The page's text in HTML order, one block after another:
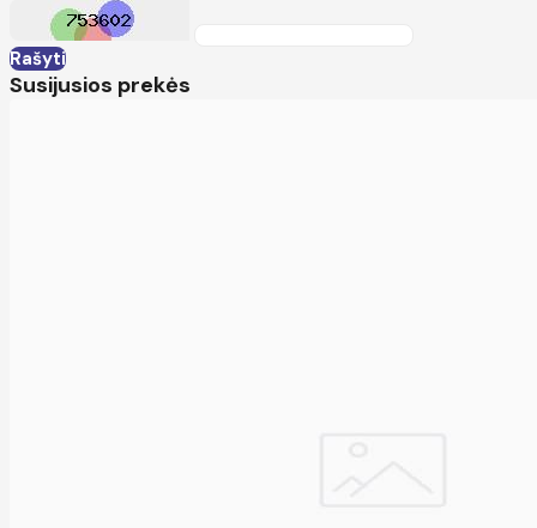
Rašyti
Susijusios prekės